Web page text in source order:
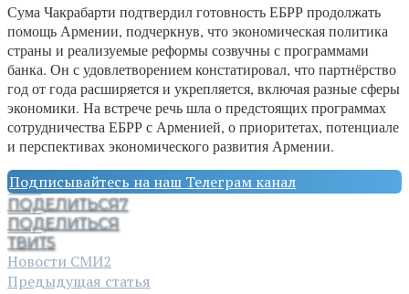
Сума Чакрабарти подтвердил готовность ЕБРР продолжать
помощь Армении, подчеркнув, что экономическая политика
страны и реализуемые реформы созвучны с программами
банка. Он с удовлетворением констатировал, что партнёрство
год от года расширяется и укрепляется, включая разные сферы
экономики. На встрече речь шла о предстоящих программах
сотрудничества ЕБРР с Арменией, о приоритетах, потенциале
и перспективах экономического развития Армении.
Подписывайтесь на наш Телеграм канал
ПОДЕЛИТЬСЯ7
ПОДЕЛИТЬСЯ
ТВИТ5
Новости СМИ2
Предыдущая статья